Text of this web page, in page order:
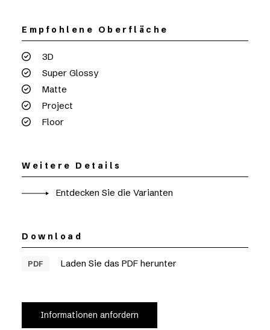
Empfohlene Oberfläche
3D
Super Glossy
Matte
Project
Floor
Weitere Details
Entdecken Sie die Varianten
Download
PDF Laden Sie das PDF herunter
Informationen anfordern